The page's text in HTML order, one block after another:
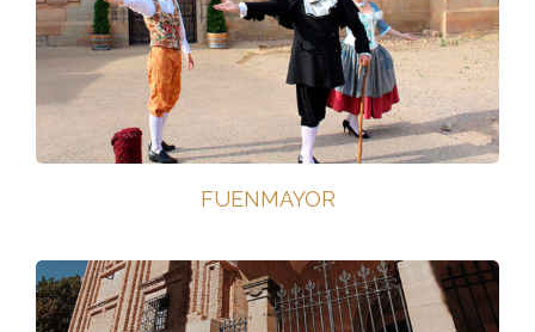
FUENMAYOR